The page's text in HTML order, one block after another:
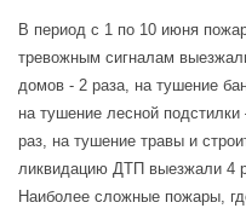
В период с 1 по 10 июня
тревожным сигналам
домов - 2 раза, на тушение
на тушение лесной
раз, на тушение травы и
ликвидацию ДТП выезжали 4
Наиболее сложные пожары,